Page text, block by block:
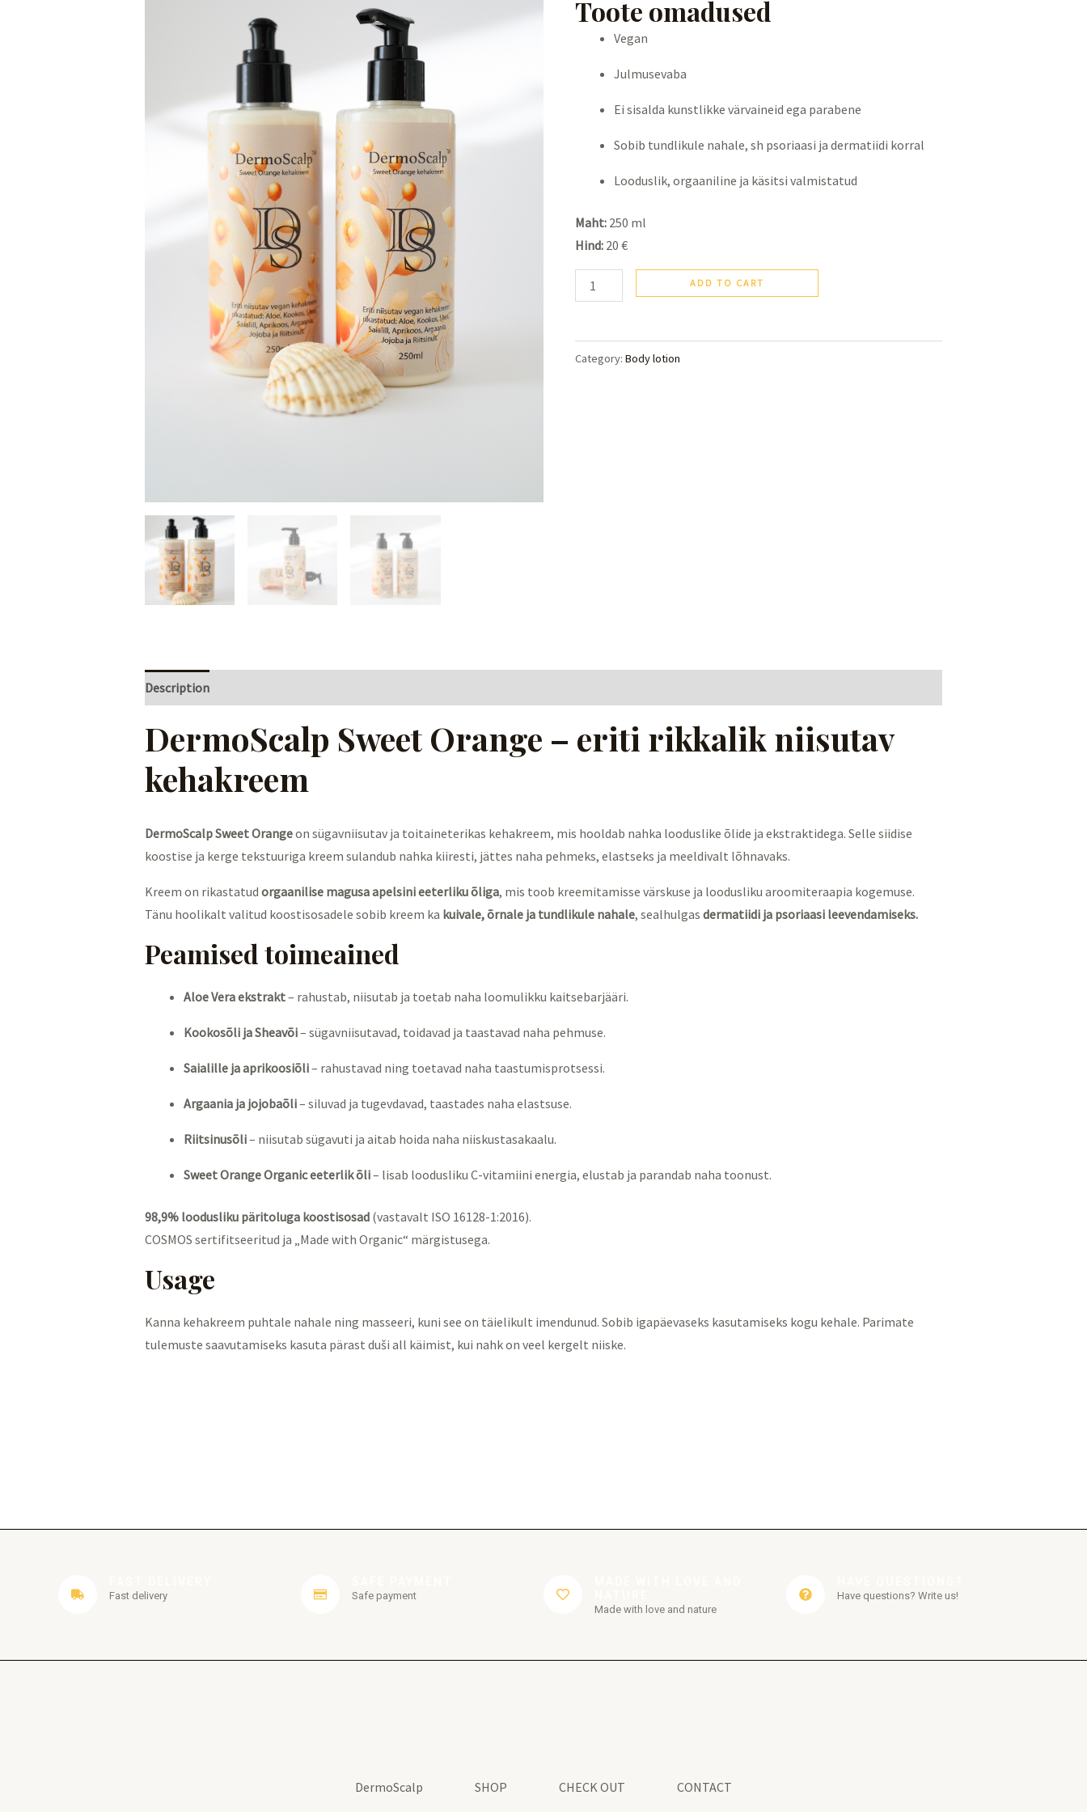
Toote omadused
Vegan
Julmusevaba
Ei sisalda kunstlikke värvaineid ega parabene
Sobib tundlikule nahale, sh psoriaasi ja dermatiidi korral
Looduslik, orgaaniline ja käsitsi valmistatud
Maht: 250 ml
Hind: 20 €
quantity
ADD TO CART
Category:Body lotion
Description
DermoScalp Sweet Orange – eriti rikkalik niisutav
kehakreem
DermoScalp Sweet Orangeon sügavniisutav ja toitaineterikas kehakreem, mis hooldab nahka looduslike õlide ja ekstraktidega. Selle siidise
koostise ja kerge tekstuuriga kreem sulandub nahka kiiresti, jättes naha pehmeks, elastseks ja meeldivalt lõhnavaks.
Kreem on rikastatud orgaanilise magusa apelsini eeterliku õliga, mis toob kreemitamisse värskuse ja loodusliku aroomiteraapia kogemuse.
Tänu hoolikalt valitud koostisosadele sobib kreem ka kuivale, õrnale ja tundlikule nahale, sealhulgas dermatiidi ja psoriaasi leevendamiseks.
Peamised toimeained
Aloe Vera ekstrakt– rahustab, niisutab ja toetab naha loomulikku kaitsebarjääri.
Kookosõli ja Sheavõi– sügavniisutavad, toidavad ja taastavad naha pehmuse.
Saialille ja aprikoosiõli– rahustavad ning toetavad naha taastumisprotsessi.
Argaania ja jojobaõli– siluvad ja tugevdavad, taastades naha elastsuse.
Riitsinusõli– niisutab sügavuti ja aitab hoida naha niiskustasakaalu.
Sweet Orange Organic eeterlik õli– lisab loodusliku C-vitamiini energia, elustab ja parandab naha toonust.
98,9% loodusliku päritoluga koostisosad(vastavalt ISO 16128-1:2016).
COSMOS sertifitseeritud ja „Made with Organic“ märgistusega.
Usage
Kanna kehakreem puhtale nahale ning masseeri, kuni see on täielikult imendunud. Sobib igapäevaseks kasutamiseks kogu kehale. Parimate
tulemuste saavutamiseks kasuta pärast duši all käimist, kui nahk on veel kergelt niiske.
Fast delivery Safe payment
Made with love and nature
Have questions? Write us!
DermoScalp SHOP CHECK OUT CONTACT